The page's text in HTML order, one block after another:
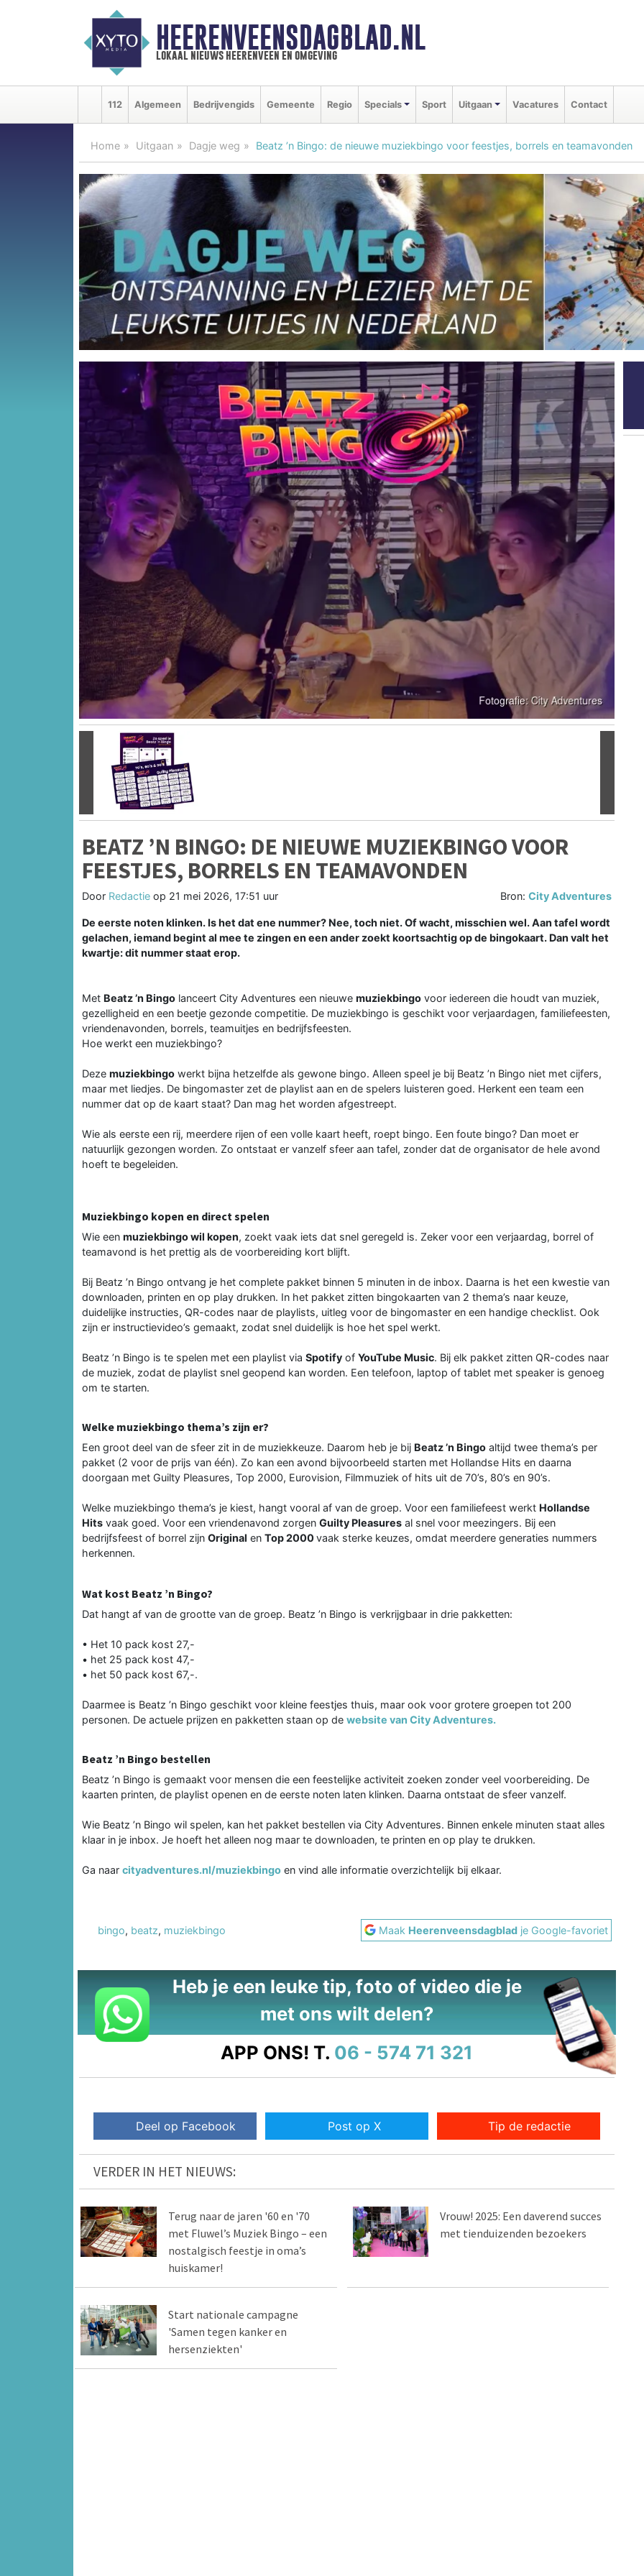
HEERENVEENSDAGBLAD.NL
lokaal nieuws heerenveen en omgeving
112 Algemeen Bedrijvengids Gemeente Regio Specials Sport Uitgaan Vacatures Contact
Home Uitgaan Dagje weg Beatz ’n Bingo: de nieuwe muziekbingo voor feestjes, borrels en teamavonden
Vorige
BEATZ ’N BINGO: DE NIEUWE MUZIEKBINGO VOOR
FEESTJES, BORRELS EN TEAMAVONDEN
Door Redactie op 21 mei 2026, 17:51 uur Bron:City Adventures
De eerste noten klinken. Is het dat ene nummer? Nee, toch niet. Of wacht, misschien wel. Aan tafel wordt
gelachen, iemand begint al mee te zingen en een ander zoekt koortsachtig op de bingokaart. Dan valt het
kwartje: dit nummer staat erop.
Met Beatz ’n Bingo lanceert City Adventures een nieuwe muziekbingo voor iedereen die houdt van muziek,
gezelligheid en een beetje gezonde competitie. De muziekbingo is geschikt voor verjaardagen, familiefeesten,
vriendenavonden, borrels, teamuitjes en bedrijfsfeesten.
Hoe werkt een muziekbingo?
Deze muziekbingo werkt bijna hetzelfde als gewone bingo. Alleen speel je bij Beatz ’n Bingo niet met cijfers,
maar met liedjes. De bingomaster zet de playlist aan en de spelers luisteren goed. Herkent een team een
nummer dat op de kaart staat? Dan mag het worden afgestreept.
Wie als eerste een rij, meerdere rijen of een volle kaart heeft, roept bingo. Een foute bingo? Dan moet er
natuurlijk gezongen worden. Zo ontstaat er vanzelf sfeer aan tafel, zonder dat de organisator de hele avond
hoeft te begeleiden.
Muziekbingo kopen en direct spelen
Wie een muziekbingo wil kopen, zoekt vaak iets dat snel geregeld is. Zeker voor een verjaardag, borrel of
teamavond is het prettig als de voorbereiding kort blijft.
Bij Beatz ’n Bingo ontvang je het complete pakket binnen 5 minuten in de inbox. Daarna is het een kwestie van
downloaden, printen en op play drukken. In het pakket zitten bingokaarten van 2 thema’s naar keuze,
duidelijke instructies, QR-codes naar de playlists, uitleg voor de bingomaster en een handige checklist. Ook
zijn er instructievideo’s gemaakt, zodat snel duidelijk is hoe het spel werkt.
Beatz ’n Bingo is te spelen met een playlist via Spotify of YouTube Music. Bij elk pakket zitten QR-codes naar
de muziek, zodat de playlist snel geopend kan worden. Een telefoon, laptop of tablet met speaker is genoeg
om te starten.
Welke muziekbingo thema’s zijn er?
Een groot deel van de sfeer zit in de muziekkeuze. Daarom heb je bij Beatz ’n Bingo altijd twee thema’s per
pakket (2 voor de prijs van één). Zo kan een avond bijvoorbeeld starten met Hollandse Hits en daarna
doorgaan met Guilty Pleasures, Top 2000, Eurovision, Filmmuziek of hits uit de 70’s, 80’s en 90’s.
Welke muziekbingo thema’s je kiest, hangt vooral af van de groep. Voor een familiefeest werkt Hollandse
Hits vaak goed. Voor een vriendenavond zorgen Guilty Pleasures al snel voor meezingers. Bij een
bedrijfsfeest of borrel zijn Original en Top 2000vaak sterke keuzes, omdat meerdere generaties nummers
herkennen.
Wat kost Beatz ’n Bingo?
Dat hangt af van de grootte van de groep. Beatz ’n Bingo is verkrijgbaar in drie pakketten:
• Het 10 pack kost 27,-
• het 25 pack kost 47,-
• het 50 pack kost 67,-.
Daarmee is Beatz ’n Bingo geschikt voor kleine feestjes thuis, maar ook voor grotere groepen tot 200
personen. De actuele prijzen en pakketten staan op de website van City Adventures.
Beatz ’n Bingo bestellen
Beatz ’n Bingo is gemaakt voor mensen die een feestelijke activiteit zoeken zonder veel voorbereiding. De
kaarten printen, de playlist openen en de eerste noten laten klinken. Daarna ontstaat de sfeer vanzelf.
Wie Beatz ’n Bingo wil spelen, kan het pakket bestellen via City Adventures. Binnen enkele minuten staat alles
klaar in je inbox. Je hoeft het alleen nog maar te downloaden, te printen en op play te drukken.
Ga naar cityadventures.nl/muziekbingo en vind alle informatie overzichtelijk bij elkaar.
bingo, beatz, muziekbingo Maak Heerenveensdagblad je Google-favoriet
Heb je een leuke tip, foto of video die je
met ons wilt delen?
APP ONS! T. 06 - 574 71 321
Deel op Facebook Post op X Tip de redactie
VERDER IN HET NIEUWS:
Terug naar de jaren '60 en '70
met Fluwel’s Muziek Bingo – een
nostalgisch feestje in oma’s
huiskamer!
Vrouw! 2025: Een daverend succes
met tienduizenden bezoekers
Start nationale campagne
'Samen tegen kanker en
hersenziekten'